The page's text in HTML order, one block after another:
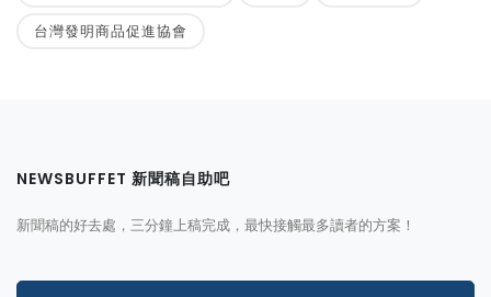
台灣發明商品促進協會
NEWSBUFFET 新聞稿自助吧
新聞稿的好去處，三分鐘上稿完成，最快接觸最多讀者的方案！